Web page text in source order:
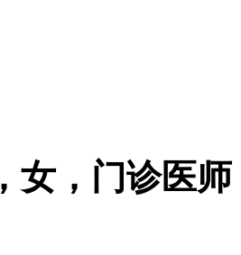
女，门诊医